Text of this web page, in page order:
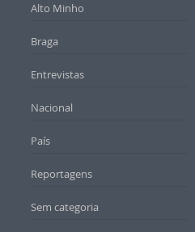
Alto Minho
Braga
Entrevistas
Nacional
País
Reportagens
Sem categoria